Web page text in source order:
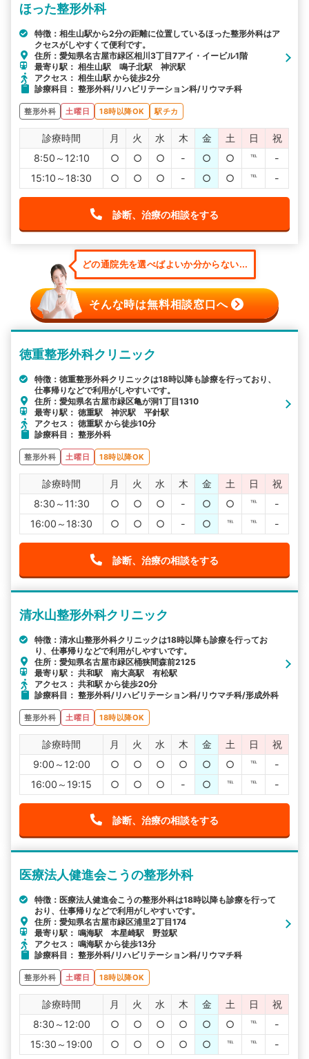
ほった整形外科
特徴：相生山駅から2分の距離に位置しているほった整形外科はア
クセスがしやすくて便利です。
住所：愛知県名古屋市緑区相川3丁目7アイ・イービル1階
最寄り駅： 相生山駅 鳴子北駅 神沢駅
アクセス： 相生山駅 から徒歩2分
診療科目： 整形外科/リハビリテーション科/リウマチ科
整形外科 土曜日 18時以降OK 駅チカ
診療時間 月 火 水 木 金 土 日
祝
8:50～12:10
○ ○ ○ - ○ ○ ℡
-
15:10～18:30
○ ○ ○ - ○ ○ ℡ -
診断、治療の相談をする
どの通院先を選べばよいか分からない...
そんな時は無料相談窓口へ
徳重整形外科クリニック
特徴：徳重整形外科クリニックは18時以降も診療を行っており、
仕事帰りなどで利用がしやすいです。
住所：愛知県名古屋市緑区亀が洞1丁目1310
最寄り駅： 徳重駅 神沢駅 平針駅
アクセス： 徳重駅 から徒歩10分
診療科目： 整形外科
整形外科 土曜日 18時以降OK
診療時間 月 火 水 木 金 土 日
祝
8:30～11:30
○ ○ ○ - ○ ○ ℡
-
16:00～18:30
○ ○ ○ - ○ ℡ ℡ -
診断、治療の相談をする
清水山整形外科クリニック
特徴：清水山整形外科クリニックは18時以降も診療を行ってお
り、仕事帰りなどで利用がしやすいです。
住所：愛知県名古屋市緑区桶狭間森前2125
最寄り駅： 共和駅 南大高駅 有松駅
アクセス： 共和駅 から徒歩20分
診療科目： 整形外科/リハビリテーション科/リウマチ科/形成外科
整形外科 土曜日 18時以降OK
診療時間 月 火 水 木 金 土 日
祝
9:00～12:00
○ ○ ○ ○ ○ ○ ℡
-
16:00～19:15
○ ○ ○ - ○ ℡ ℡ -
診断、治療の相談をする
医療法人健進会こうの整形外科
特徴：医療法人健進会こうの整形外科は18時以降も診療を行って
おり、仕事帰りなどで利用がしやすいです。
住所：愛知県名古屋市緑区浦里2丁目174
最寄り駅： 鳴海駅 本星崎駅 野並駅
アクセス： 鳴海駅 から徒歩13分
診療科目： 整形外科/リハビリテーション科/リウマチ科
整形外科 土曜日 18時以降OK
診療時間 月 火 水 木 金 土 日
祝
8:30～12:00
○ ○ ○ ○ ○ ○ ℡
-
15:30～19:00
○ ○ ○ ○ ○ ℡ ℡ -